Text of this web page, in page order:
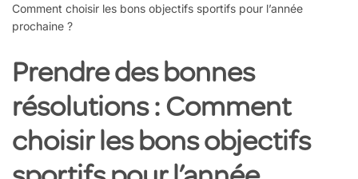
Comment choisir les bons objectifs sportifs pour l’année
prochaine ?
Prendre des bonnes
résolutions : Comment
choisir les bons objectifs